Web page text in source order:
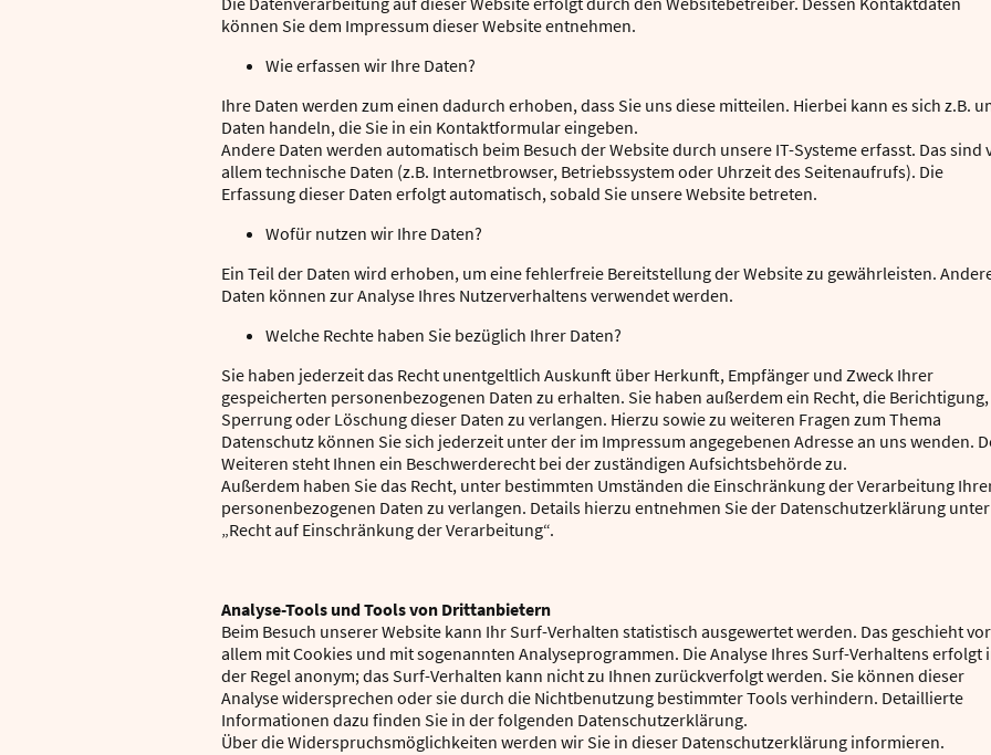
können Sie dem Impressum dieser Website entnehmen.
Wie erfassen wir Ihre Daten?
Ihre Daten werden zum einen dadurch erhoben, dass Sie uns diese mitteilen. Hierbei kann es sich z.B.
Daten handeln, die Sie in ein Kontaktformular eingeben.
Andere Daten werden automatisch beim Besuch der Website durch unsere IT-Systeme erfasst. Das sind
allem technische Daten (z.B. Internetbrowser, Betriebssystem oder Uhrzeit des Seitenaufrufs). Die
Erfassung dieser Daten erfolgt automatisch, sobald Sie unsere Website betreten.
Wofür nutzen wir Ihre Daten?
Ein Teil der Daten wird erhoben, um eine fehlerfreie Bereitstellung der Website zu gewährleisten.
Daten können zur Analyse Ihres Nutzerverhaltens verwendet werden.
Welche Rechte haben Sie bezüglich Ihrer Daten?
Sie haben jederzeit das Recht unentgeltlich Auskunft über Herkunft, Empfänger und Zweck Ihrer
gespeicherten personenbezogenen Daten zu erhalten. Sie haben außerdem ein Recht, die Berichtigung,
Sperrung oder Löschung dieser Daten zu verlangen. Hierzu sowie zu weiteren Fragen zum Thema
Datenschutz können Sie sich jederzeit unter der im Impressum angegebenen Adresse an uns wenden.
Weiteren steht Ihnen ein Beschwerderecht bei der zuständigen Aufsichtsbehörde zu.
Außerdem haben Sie das Recht, unter bestimmten Umständen die Einschränkung der Verarbeitung
personenbezogenen Daten zu verlangen. Details hierzu entnehmen Sie der Datenschutzerklärung unter
„Recht auf Einschränkung der Verarbeitung“.
Analyse-Tools und Tools von Drittanbietern
Beim Besuch unserer Website kann Ihr Surf-Verhalten statistisch ausgewertet werden. Das geschieht vor
allem mit Cookies und mit sogenannten Analyseprogrammen. Die Analyse Ihres Surf-Verhaltens erfolgt
der Regel anonym; das Surf-Verhalten kann nicht zu Ihnen zurückverfolgt werden. Sie können dieser
Analyse widersprechen oder sie durch die Nichtbenutzung bestimmter Tools verhindern. Detaillierte
Informationen dazu finden Sie in der folgenden Datenschutzerklärung.
Über die Widerspruchsmöglichkeiten werden wir Sie in dieser Datenschutzerklärung informieren.